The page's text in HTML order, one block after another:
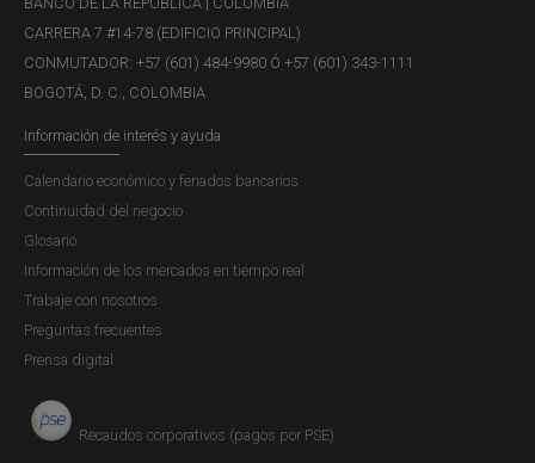
CARRERA 7 #14-78 (EDIFICIO PRINCIPAL)
CONMUTADOR: +57 (601) 484-9980 Ó +57 (601) 343-1111
BOGOTÁ, D. C., COLOMBIA
Información de interés y ayuda
Calendario económico y feriados bancarios
Continuidad del negocio
Glosario
Información de los mercados en tiempo real
Trabaje con nosotros
Preguntas frecuentes
Prensa digital
Recaudos corporativos (pagos por PSE)